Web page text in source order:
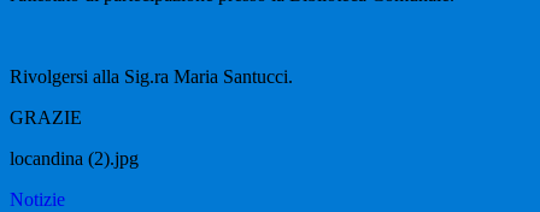
Rivolgersi alla Sig.ra Maria Santucci.
GRAZIE
locandina (2).jpg
Notizie